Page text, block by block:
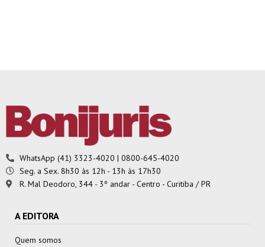
WhatsApp (41) 3323-4020 | 0800-645-4020
Seg. a Sex. 8h30 às 12h - 13h às 17h30
R. Mal Deodoro, 344 - 3º andar - Centro - Curitiba / PR
A EDITORA
Quem somos